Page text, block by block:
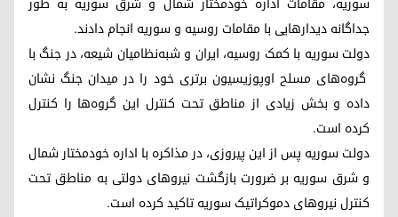
جداگانه دیدارهایی با مقامات روسیه و سوریه انجام دادند.
دولت سوریه با کمک روسیه، ایران و شبه‌نظامیان شیعه، در جنگ با
گروه‌های مسلح اوپوزیسیون برتری خود را در میدان جنگ نشان
داده و بخش زیادی از مناطق تحت کنترل این گروه‌ها را کنترل
کرده است.
دولت سوریه پس از این پیروزی، در مذاکره با اداره خودمختار شمال
و شرق سوریه بر ضرورت بازگشت نیروهای دولتی به مناطق تحت
کنترل نیروهای دموکراتیک سوریه تاکید کرده است.